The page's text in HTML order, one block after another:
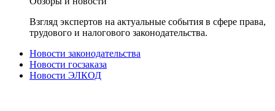
Взгляд экспертов на актуальные события в сфере права,
трудового и налогового законодательства.
Новости законодательства
Новости госзаказа
Новости ЭЛКОД